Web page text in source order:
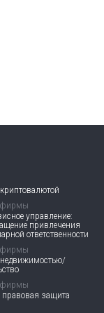
фирмы
управление:
привлечения
ответственности
фирмы
недвижимостью/
фирмы
правовая защита